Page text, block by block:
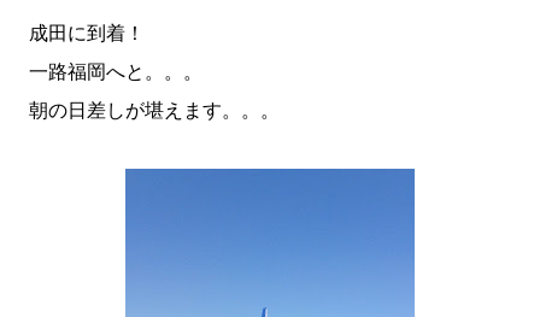
成田に到着！
一路福岡へと。。。
朝の日差しが堪えます。。。